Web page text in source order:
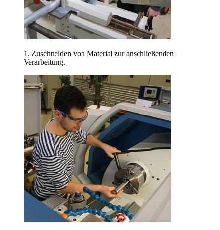
1. Zuschneiden von Material zur anschließenden
Verarbeitung.